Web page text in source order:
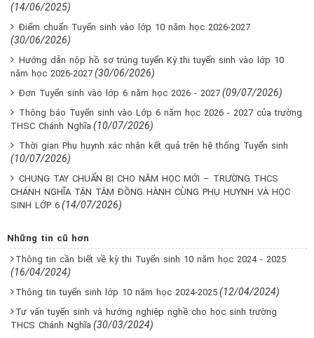
(14/06/2025)
Điểm chuẩn Tuyển sinh vào lớp 10 năm học 2026-2027
(30/06/2026)
Hướng dẫn nộp hồ sơ trúng tuyển Kỳ thi tuyển sinh vào lớp 10
năm học 2026-2027 (30/06/2026)
Đơn Tuyển sinh vào lớp 6 năm học 2026 - 2027 (09/07/2026)
Thông báo Tuyển sinh vào Lớp 6 năm học 2026 - 2027 của trường
THSC Chánh Nghĩa (10/07/2026)
Thời gian Phụ huynh xác nhận kết quả trên hệ thống Tuyển sinh
(10/07/2026)
CHUNG TAY CHUẨN BỊ CHO NĂM HỌC MỚI – TRƯỜNG THCS
CHÁNH NGHĨA TẬN TÂM ĐỒNG HÀNH CÙNG PHỤ HUYNH VÀ HỌC
SINH LỚP 6 (14/07/2026)
Những tin cũ hơn
Thông tin cần biết về kỳ thi Tuyển sinh 10 năm học 2024 - 2025
(16/04/2024)
Thông tin tuyển sinh lớp 10 năm học 2024-2025 (12/04/2024)
Tư vấn tuyển sinh và hướng nghiệp nghề cho học sinh trường
THCS Chánh Nghĩa (30/03/2024)